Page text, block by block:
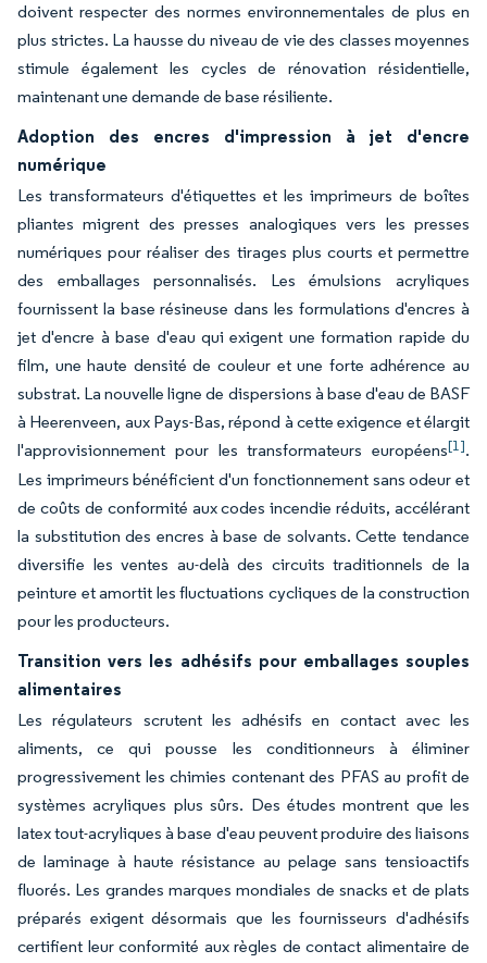
doivent respecter des normes environnementales de plus en
plus strictes. La hausse du niveau de vie des classes moyennes
stimule également les cycles de rénovation résidentielle,
maintenant une demande de base résiliente.
Adoption des encres d'impression à jet d'encre
numérique
Les transformateurs d'étiquettes et les imprimeurs de boîtes
pliantes migrent des presses analogiques vers les presses
numériques pour réaliser des tirages plus courts et permettre
des emballages personnalisés. Les émulsions acryliques
fournissent la base résineuse dans les formulations d'encres à
jet d'encre à base d'eau qui exigent une formation rapide du
film, une haute densité de couleur et une forte adhérence au
substrat. La nouvelle ligne de dispersions à base d'eau de BASF
à Heerenveen, aux Pays-Bas, répond à cette exigence et élargit
l'approvisionnement pour les transformateurs européens[1].
Les imprimeurs bénéficient d'un fonctionnement sans odeur et
de coûts de conformité aux codes incendie réduits, accélérant
la substitution des encres à base de solvants. Cette tendance
diversifie les ventes au-delà des circuits traditionnels de la
peinture et amortit les fluctuations cycliques de la construction
pour les producteurs.
Transition vers les adhésifs pour emballages souples
alimentaires
Les régulateurs scrutent les adhésifs en contact avec les
aliments, ce qui pousse les conditionneurs à éliminer
progressivement les chimies contenant des PFAS au profit de
systèmes acryliques plus sûrs. Des études montrent que les
latex tout-acryliques à base d'eau peuvent produire des liaisons
de laminage à haute résistance au pelage sans tensioactifs
fluorés. Les grandes marques mondiales de snacks et de plats
préparés exigent désormais que les fournisseurs d'adhésifs
certifient leur conformité aux règles de contact alimentaire de